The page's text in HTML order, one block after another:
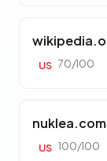
US 70/100
nuklea.com
US 100/100